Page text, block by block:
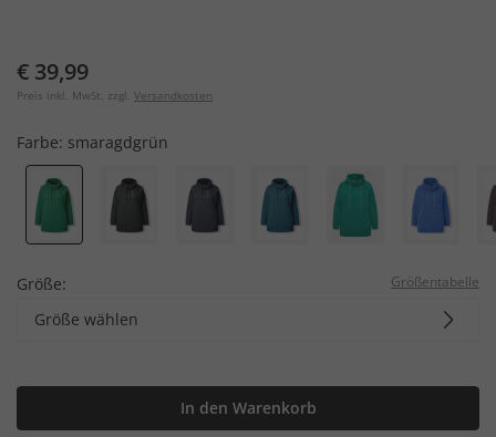
€ 39,99
Preis inkl. MwSt. zzgl. Versandkosten
Farbe: smaragdgrün
Größe: Größentabelle
Größe wählen
In den Warenkorb